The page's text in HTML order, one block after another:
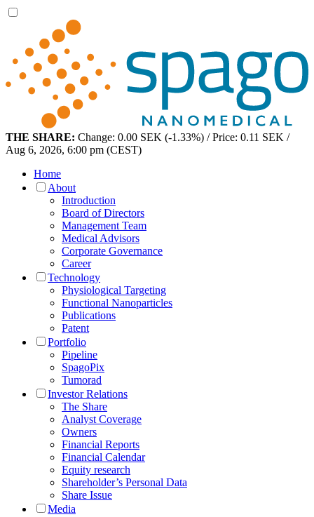
THE SHARE: Change: 0.00 SEK (-1.33%) / Price: 0.11 SEK /
Aug 6, 2026, 6:00 pm (CEST)
Home
About
Introduction
Board of Directors
Management Team
Medical Advisors
Corporate Governance
Career
Technology
Physiological Targeting
Functional Nanoparticles
Publications
Patent
Portfolio
Pipeline
SpagoPix
Tumorad
Investor Relations
The Share
Analyst Coverage
Owners
Financial Reports
Financial Calendar
Equity research
Shareholder’s Personal Data
Share Issue
Media